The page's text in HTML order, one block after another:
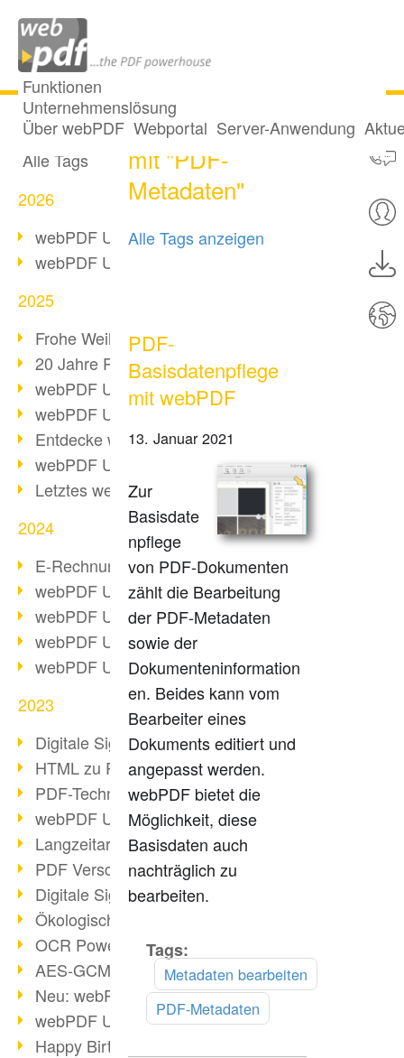
Funktionen
Unternehmenslösung
Über webPDF Webportal Server-Anwendung
Alle Beiträge
Alle Tags
2026
webPDF Update 10.0.5
webPDF Update 10.0.4
2025
Frohe Weihnachten & Auszeit
20 Jahre PDF/A
webPDF Update 10.0.3
webPDF Update 10.0.2
Entdecke webPDF 10
webPDF Update 9.0.0.3655
Letztes webPDF 8 Update
2024
E-Rechnungsstellung ab 2025
webPDF Update 9.0.0.3584
webPDF Update 9.0.0.3479
webPDF Update 9.0.0.3361
webPDF Update 9.0.0.3264
2023
Digitale Signatur in PDF
HTML zu PDF
PDF-Techniken für Barrierefreiheit
webPDF Update 9.0.0.3149
Langzeitarchivierung mit PDF/A
PDF Verschlüsselung
Digitale Signaturen
Ökologischen Abdruck reduzieren
OCR Power für Profis
AES-GCM-Unterstützung (PDF 2.0)
Neu: webPDF Developer Hub
webPDF Update 9.0.0.2898
Happy Birthday, PDF!
2 Posts getaggt
mit "PDF-
Metadaten"
Alle Tags anzeigen
PDF-
Basisdatenpflege
mit webPDF
13. Januar 2021
Zur
Basisdate
npflege
von PDF-Dokumenten
zählt die Bearbeitung
der PDF-Metadaten
sowie der
Dokumenteninformation
en. Beides kann vom
Bearbeiter eines
Dokuments editiert und
angepasst werden.
webPDF bietet die
Möglichkeit, diese
Basisdaten auch
nachträglich zu
bearbeiten.
Tags:
Metadaten bearbeiten
PDF-Metadaten